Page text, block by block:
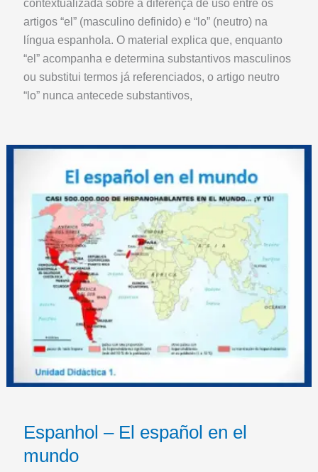
contextualizada sobre a diferença de uso entre os
artigos “el” (masculino definido) e “lo” (neutro) na
língua espanhola. O material explica que, enquanto
“el” acompanha e determina substantivos masculinos
ou substitui termos já referenciados, o artigo neutro
“lo” nunca antecede substantivos,
Espanhol – El español en el
mundo